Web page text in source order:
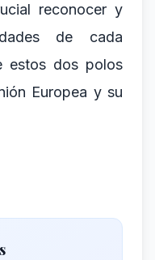
reconocer y
de cada
estos dos polos
Europea y su